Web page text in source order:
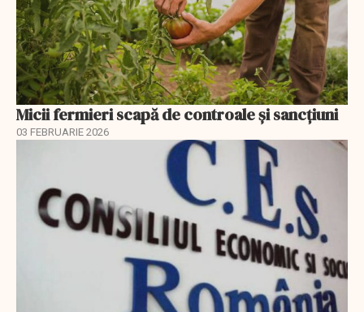
Micii fermieri scapă de controale și sancțiuni
03 FEBRUARIE 2026